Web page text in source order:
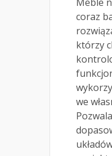
coraz
którzy
we